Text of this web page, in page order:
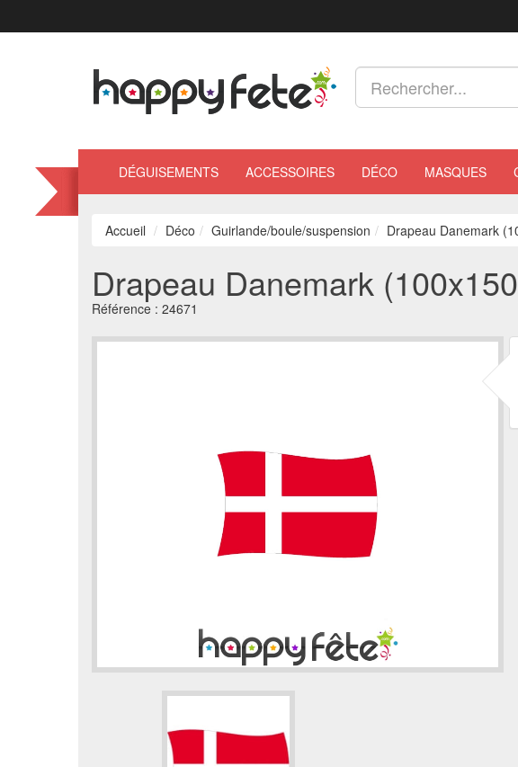
DÉGUISEMENTS ACCESSOIRES DÉCO MASQUES
Accueil Déco Guirlande/boule/suspension Drapeau Danemark
Drapeau Danemark
Référence : 24671